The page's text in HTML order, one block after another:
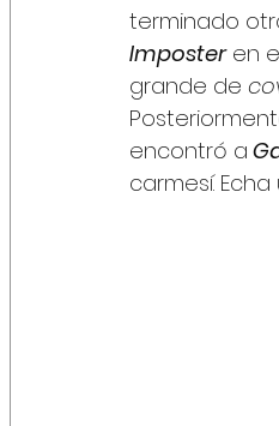
terminado
Imposter en
grande de
encontró a
carmesí.